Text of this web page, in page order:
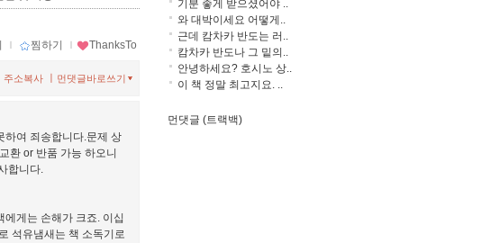
ｌ 찜하기 ｌ ThanksTo
먼댓글바로쓰기
주소복사
하여 죄송합니다.문제 상
환 or 반품 가능 하오니
합니다.
게는 손해가 크죠. 이십
석유냄새는 책 소독기로
기분 좋게 받으셨어야 ..
와 대박이세요 어떻게..
근데 캄차카 반도는 러..
캄차카 반도나 그 밑의..
안녕하세요? 호시노 상..
이 책 정말 최고지요. ..
먼댓글 (트랙백)